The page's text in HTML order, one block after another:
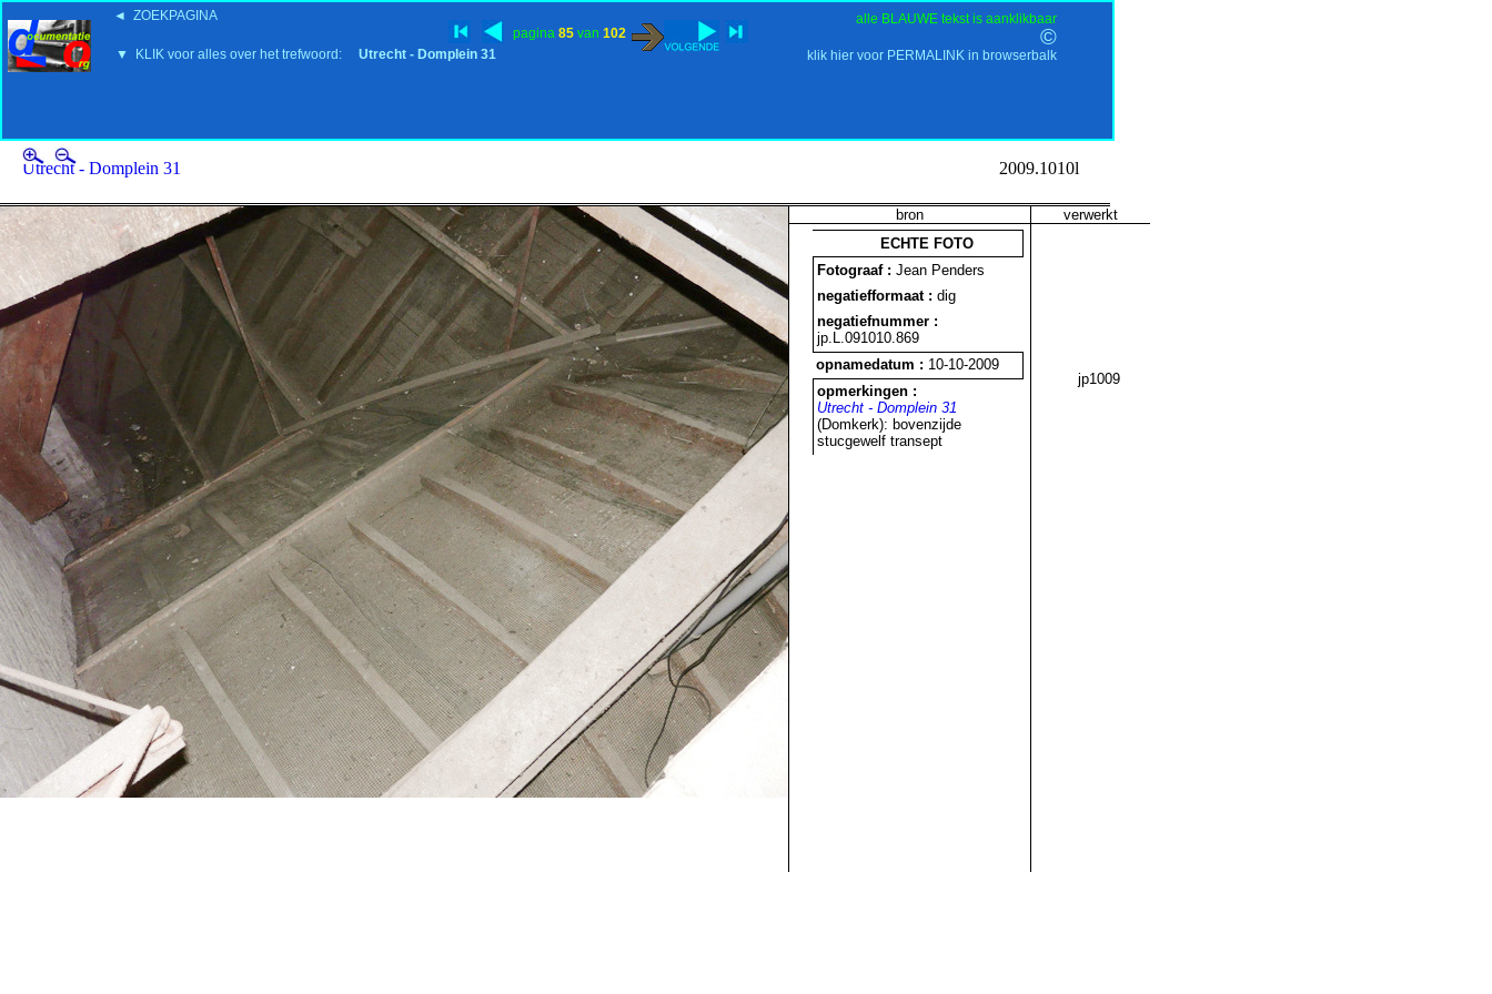
◄ ZOEKPAGINA alle BLAUWE tekst is aanklikbaar
klik hier voor PERMALINK in browserbalk
©
▼ KLIK voor alles over het trefwoord: Utrecht - Domplein 31
pagina 85 van 102
Utrecht - Domplein 31 2009.1010l
bron
ECHTE FOTO
Fotograaf :Jean Penders
negatiefformaat :dig
negatiefnummer :
jp.L.091010.869
opnamedatum : 10-10-2009
opmerkingen :
Utrecht - Domplein 31
(Domkerk): bovenzijde
stucgewelf transept
verwerkt
jp1009
'15:19 19-2-2008